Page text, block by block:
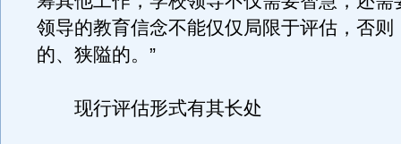
领导的教育信念不能仅仅局限于评估，否则
的、狭隘的。”
现行评估形式有其长处